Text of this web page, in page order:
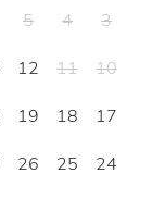
3
4
5
10
11
12
17
18
19
24
25
26